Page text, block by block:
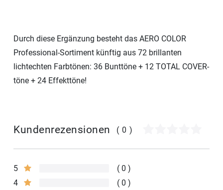
Durch diese Ergänzung besteht das AERO COLOR
Professional-Sortiment künftig aus 72 brillanten
lichtechten Farbtönen: 36 Bunttöne + 12 TOTAL COVER-
töne + 24 Effekttöne!
Kundenrezensionen (0)
5
0
4
0